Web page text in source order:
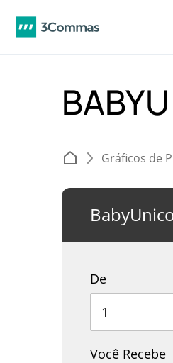
Gráficos de
De
Você Recebe